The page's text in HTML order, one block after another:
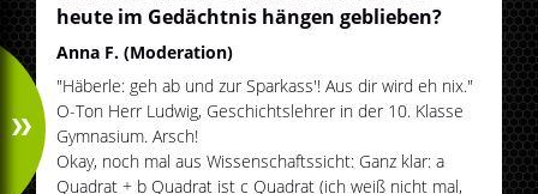
heute im Gedächtnis hängen geblieben?
Anna F. (Moderation)
"Häberle: geh ab und zur Sparkass'! Aus dir wird eh nix."
O-Ton Herr Ludwig, Geschichtslehrer in der 10. Klasse
Gymnasium. Arsch!
Okay, noch mal aus Wissenschaftssicht: Ganz klar: a
Quadrat + b Quadrat ist c Quadrat (ich weiß nicht mal,